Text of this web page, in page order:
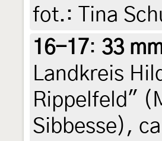
fot.: Tina
16-17: 33
Landkreis
Rippelfeld"
Sibbesse),